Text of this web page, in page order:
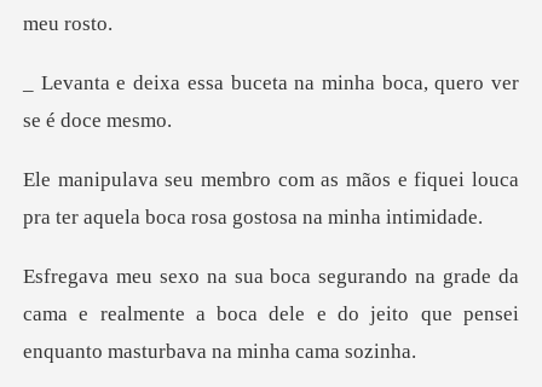
buceta na minha boca, q
os e fiquei louca
pra ter aquela bo
e da
cama e realmente a boca dele e do jeito que